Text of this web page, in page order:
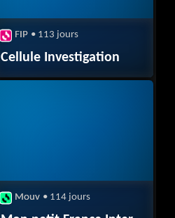
FIP • 113 jours
Cellule Investigation
Mouv • 114 jours